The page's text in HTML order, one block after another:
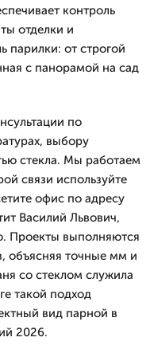
контроль
отделки и
парилки: от строгой
с панорамой на сад
по
выбору
стекла. Мы работаем
связи используйте
офис по адресу
Василий Львович,
Проекты выполняются
объясняя точные мм и
со стеклом служила
такой подход
вид парной в
2026.